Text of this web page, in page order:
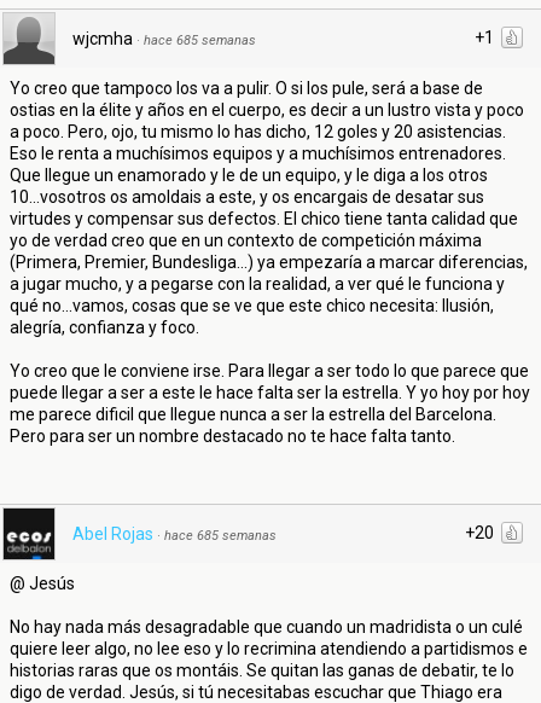
+1
wjcmha · hace 685 semanas
Yo creo que tampoco los va a pulir. O si los pule, será a base de
ostias en la élite y años en el cuerpo, es decir a un lustro vista y poco
a poco. Pero, ojo, tu mismo lo has dicho, 12 goles y 20 asistencias.
Eso le renta a muchísimos equipos y a muchísimos entrenadores.
Que llegue un enamorado y le de un equipo, y le diga a los otros
10...vosotros os amoldais a este, y os encargais de desatar sus
virtudes y compensar sus defectos. El chico tiene tanta calidad que
yo de verdad creo que en un contexto de competición máxima
(Primera, Premier, Bundesliga...) ya empezaría a marcar diferencias,
a jugar mucho, y a pegarse con la realidad, a ver qué le funciona y
qué no...vamos, cosas que se ve que este chico necesita: Ilusión,
alegría, confianza y foco.
Yo creo que le conviene irse. Para llegar a ser todo lo que parece que
puede llegar a ser a este le hace falta ser la estrella. Y yo hoy por hoy
me parece dificil que llegue nunca a ser la estrella del Barcelona.
Pero para ser un nombre destacado no te hace falta tanto.
+20
Abel Rojas · hace 685 semanas
@ Jesús
No hay nada más desagradable que cuando un madridista o un culé
quiere leer algo, no lee eso y lo recrimina atendiendo a partidismos e
historias raras que os montáis. Se quitan las ganas de debatir, te lo
digo de verdad. Jesús, si tú necesitabas escuchar que Thiago era